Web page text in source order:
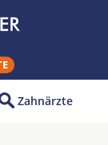
Zahnärzte